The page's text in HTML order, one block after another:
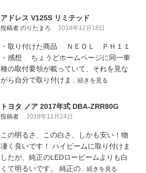
アドレス V125S リミテッド
投稿者 のりたまろ 2018年12月18日
・取り付けた商品 ＮＥＯＬ ＰＨ１１
・感想 ちょうどホームページに同一車
種の取付要領が載っていて、それを見な
がら自分で取り付けま.. 続きを見る
トヨタ ノア 2017年式 DBA-ZRR80G
投稿者 2018年11月24日
この明るさ、この白さ、しかも安い！物
凄く良いです！ ハイビームに取り付けま
したが、純正のLEDロービームよりも白
くて明るいです。 純正の.. 続きを見る